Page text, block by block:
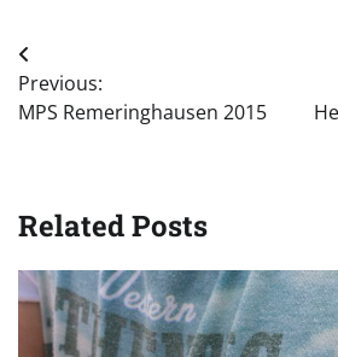
Beitragsnavigation
Previous:
MPS Remeringhausen 2015
Related Posts